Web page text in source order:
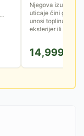
Njegova izuzetna
uticaje čini ga
unosi toplinu
eksterijer ili
14,999